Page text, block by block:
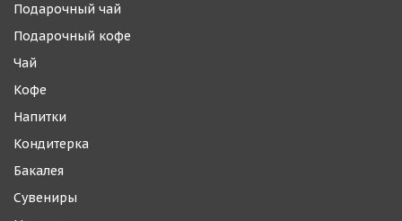
Подарочный чай
Подарочный кофе
Чай
Кофе
Напитки
Кондитерка
Бакалея
Сувениры